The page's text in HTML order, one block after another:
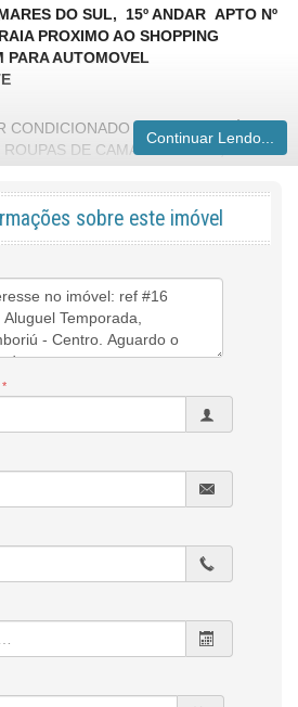
DO SUL, 15º ANDAR APTO Nº
PROXIMO AO SHOPPING
AUTOMOVEL
CONDICIONADO NOS DORMITÓRIOS
DE CAMAS E BANHO,
Continuar Lendo...
sobre este imóvel